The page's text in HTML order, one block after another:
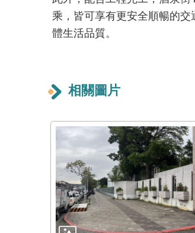
乘，皆可享有更安全順暢的
體生活品質。
相關圖片